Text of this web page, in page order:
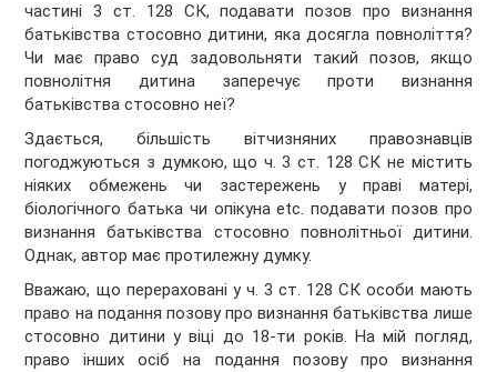
частині 3 ст. 128 СК, подавати позов про визнання
батьківства стосовно дитини, яка досягла повноліття?
Чи має право суд задовольняти такий позов, якщо
повнолітня дитина заперечує проти визнання
батьківства стосовно неї?
Здається, більшість вітчизняних правознавців
погоджуються з думкою, що ч. 3 ст. 128 СК не містить
ніяких обмежень чи застережень у праві матері,
біологічного батька чи опікуна etс. подавати позов про
визнання батьківства стосовно повнолітньої дитини.
Однак, автор має протилежну думку.
Вважаю, що перераховані у ч. 3 ст. 128 СК особи мають
право на подання позову про визнання батьківства лише
стосовно дитини у віці до 18-ти років. На мій погляд,
право інших осіб на подання позову про визнання